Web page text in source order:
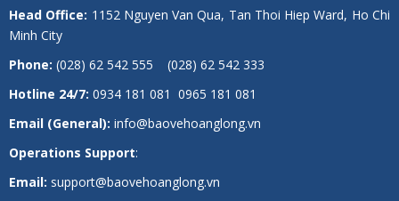
Head Office: 1152 Nguyen Van Qua, Tan Thoi Hiep Ward, Ho Chi
Minh City
Phone: (028) 62 542 555 (028) 62 542 333
Hotline 24/7: 0934 181 081 0965 181 081
Email (General): info@baovehoanglong.vn
Operations Support:
Email: support@baovehoanglong.vn